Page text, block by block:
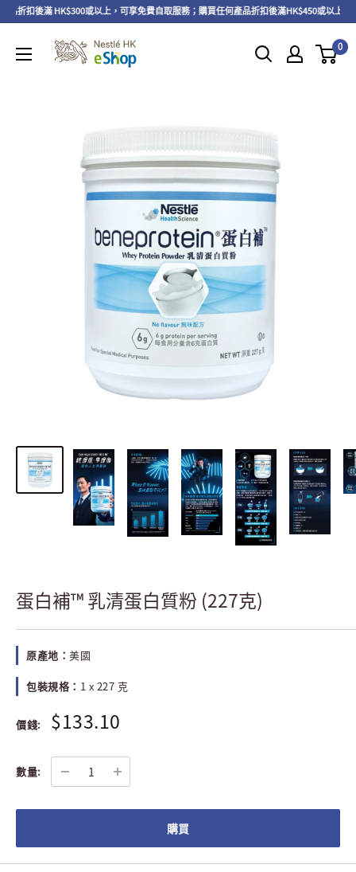
折扣後滿 HK$300或以上，可享免費自取服務；購買任何產品折扣後滿HK$450或以上，
0
蛋白補™ 乳清蛋白質粉 (227克)
原產地： 美國
包裝規格： 1 x 227 克
價錢: $133.10
數量:
購買